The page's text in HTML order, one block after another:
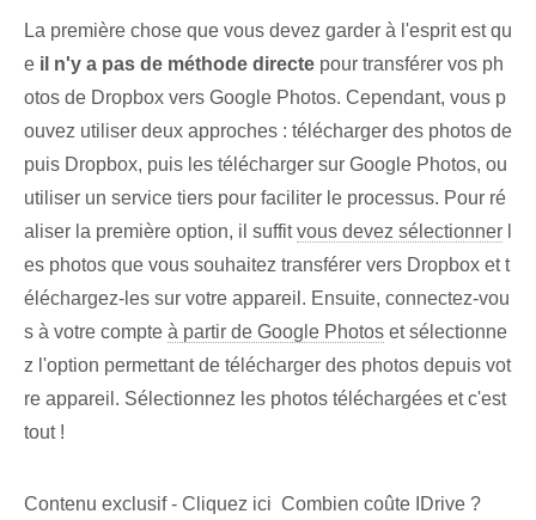
La première chose que vous devez garder à l'esprit est qu
e il n'y a pas de méthode directe pour transférer vos ph
otos de Dropbox‌ vers Google Photos. Cependant, vous p
ouvez utiliser deux approches : télécharger des photos de
puis Dropbox, puis les télécharger sur Google Photos, ou
utiliser un service tiers pour faciliter le processus. Pour ré
aliser la première option, il suffitvous devez sélectionner
es photos que vous souhaitez transférer vers Dropbox et t
éléchargez-les sur votre appareil. Ensuite, connectez-vou
s à votre compte à partir de Google Photos et sélectionne
z l'option permettant de télécharger des photos depuis vot
re appareil. Sélectionnez les photos téléchargées et c'est
tout !
Contenu exclusif - Cliquez ici Combien coûte IDrive ?